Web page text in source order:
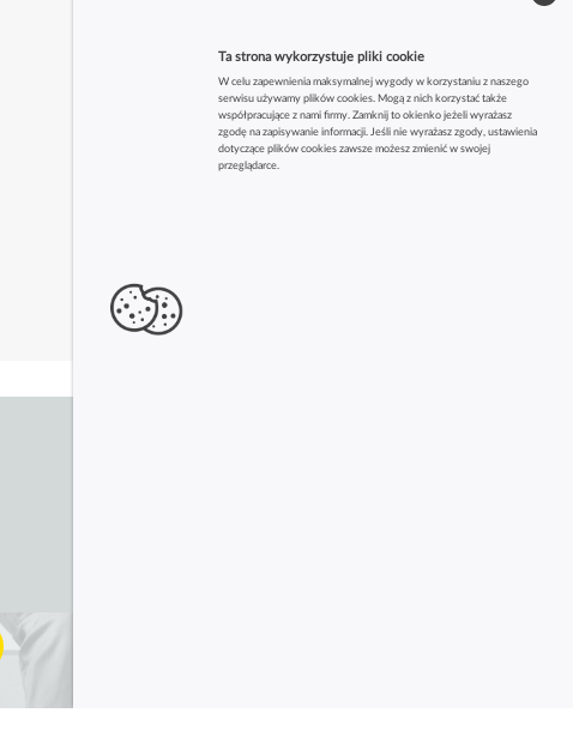
Ta strona wykorzystuje pliki cookie
W celu zapewnienia maksymalnej wygody w korzystaniu z naszego
serwisu używamy plików cookies. Mogą z nich korzystać także
współpracujące z nami firmy. Zamknij to okienko jeżeli wyrażasz
zgodę na zapisywanie informacji. Jeśli nie wyrażasz zgody, ustawienia
dotyczące plików cookies zawsze możesz zmienić w swojej
przeglądarce.